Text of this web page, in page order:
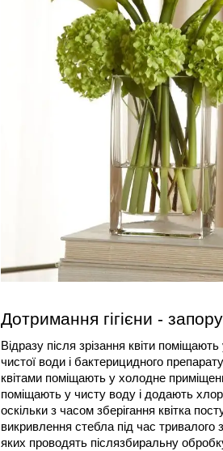
Дотримання гігієни -
Відразу після зрізання квіти
чистої води і бактерицидного
квітами поміщають у холодне
поміщають у чисту воду і додають
оскільки з часом зберігання квітка
викривлення стебла під час
яких проводять післязбиральну